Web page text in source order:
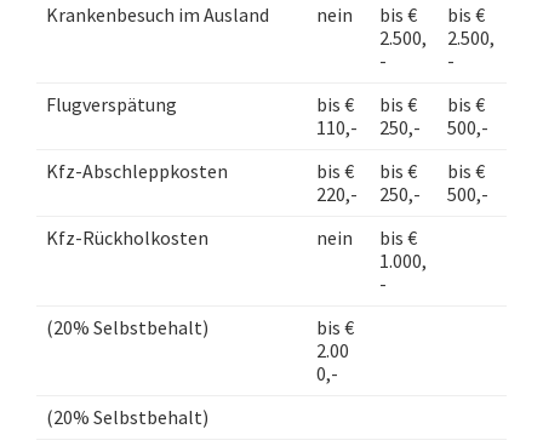
Krankenbesuch im Ausland nein
bis €
2.500,
-
bis €
2.500,
-
Flugverspätung
bis €
110,-
bis €
250,-
bis €
500,-
Kfz-Abschleppkosten
bis €
220,-
bis €
250,-
bis €
500,-
Kfz-Rückholkosten
nein
bis €
1.000,
-
(20% Selbstbehalt)
bis €
2.00
0,-
(20% Selbstbehalt)